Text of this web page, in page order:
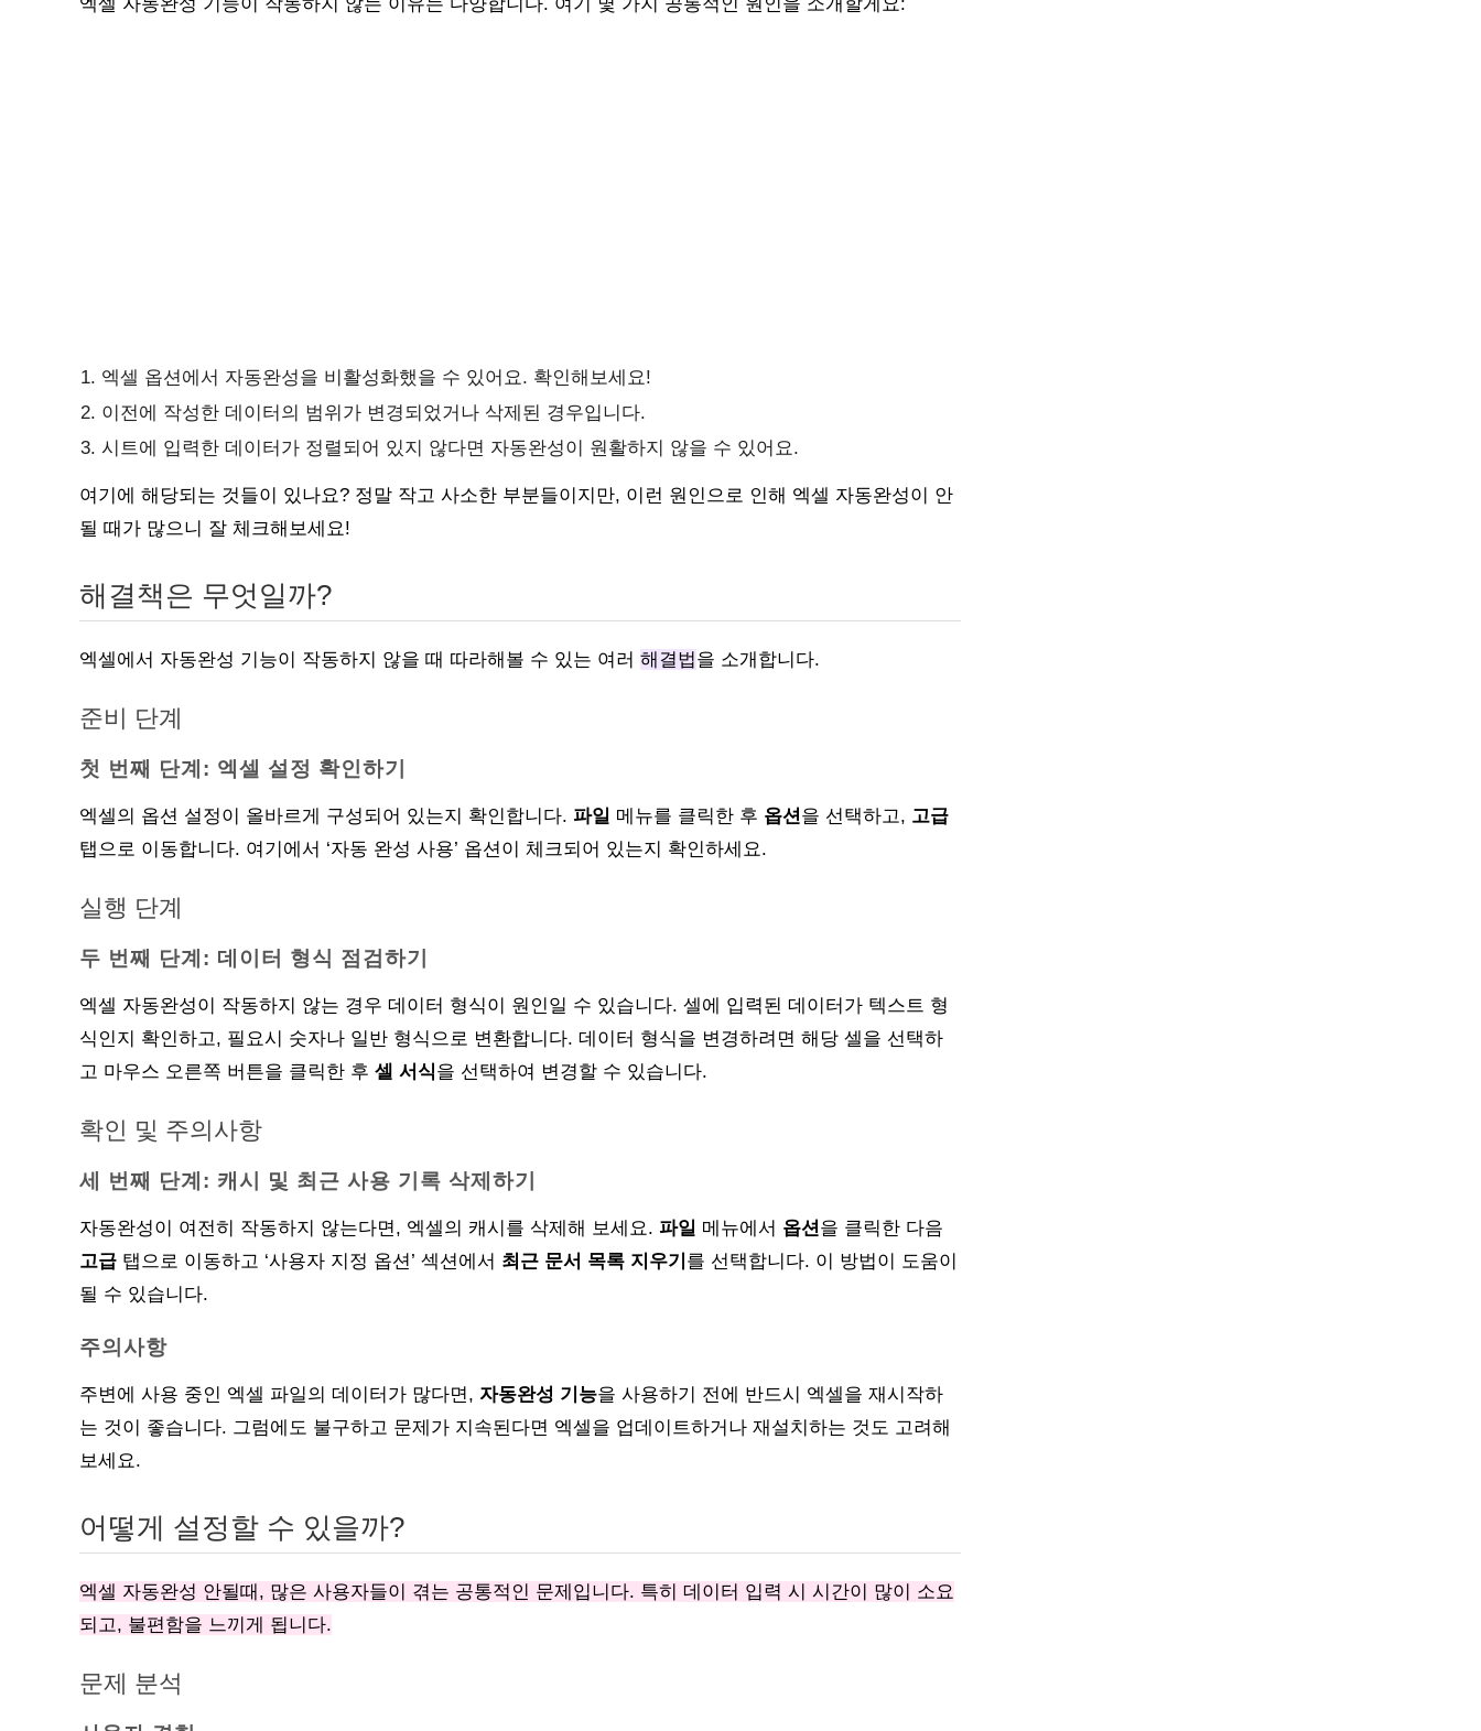
엑셀 옵션에서 자동완성을 비활성화했을 수 있어요. 확인해보세요!
이전에 작성한 데이터의 범위가 변경되었거나 삭제된 경우입니다.
시트에 입력한 데이터가 정렬되어 있지 않다면 자동완성이 원활하지 않을 수 있어요.
여기에 해당되는 것들이 있나요? 정말 작고 사소한 부분들이지만, 이런 원인으로 인해 엑셀 자동완성이 안
될 때가 많으니 잘 체크해보세요!
해결책은 무엇일까?
엑셀에서 자동완성 기능이 작동하지 않을 때 따라해볼 수 있는 여러 해결법을 소개합니다.
준비 단계
첫 번째 단계: 엑셀 설정 확인하기
엑셀의 옵션 설정이 올바르게 구성되어 있는지 확인합니다. 파일 메뉴를 클릭한 후 옵션 을 선택하고, 고급
탭으로 이동합니다. 여기에서 ‘자동 완성 사용’ 옵션이 체크되어 있는지 확인하세요.
실행 단계
두 번째 단계: 데이터 형식 점검하기
엑셀 자동완성이 작동하지 않는 경우 데이터 형식이 원인일 수 있습니다. 셀에 입력된 데이터가 텍스트 형
식인지 확인하고, 필요시 숫자나 일반 형식으로 변환합니다. 데이터 형식을 변경하려면 해당 셀을 선택하
고 마우스 오른쪽 버튼을 클릭한 후 셀 서식을 선택하여 변경할 수 있습니다.
확인 및 주의사항
세 번째 단계: 캐시 및 최근 사용 기록 삭제하기
자동완성이 여전히 작동하지 않는다면, 엑셀의 캐시를 삭제해 보세요. 파일 메뉴에서 옵션 을 클릭한 다음
고급 탭으로 이동하고 ‘사용자 지정 옵션’ 섹션에서 최근 문서 목록 지우기 를 선택합니다. 이 방법이 도움이
될 수 있습니다.
주의사항
주변에 사용 중인 엑셀 파일의 데이터가 많다면, 자동완성 기능을 사용하기 전에 반드시 엑셀을 재시작하
는 것이 좋습니다. 그럼에도 불구하고 문제가 지속된다면 엑셀을 업데이트하거나 재설치하는 것도 고려해
보세요.
어떻게 설정할 수 있을까?
엑셀 자동완성 안될때, 많은 사용자들이 겪는 공통적인 문제입니다. 특히 데이터 입력 시 시간이 많이 소요
되고, 불편함을 느끼게 됩니다.
문제 분석